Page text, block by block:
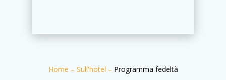
Home – Sull'hotel – Programma fedeltà